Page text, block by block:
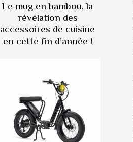
Le mug en bambou, la
révélation des
accessoires de cuisine
en cette fin d’année !